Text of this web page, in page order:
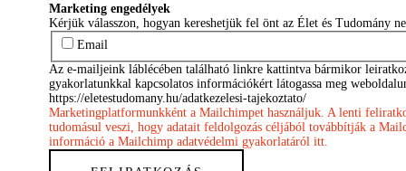
Marketing engedélyek
Kérjük válasszon, hogyan kereshetjük fel önt az Élet és Tudomány
Email
Az e-mailjeink láblécében található linkre kattintva bármikor
gyakorlatunkkal kapcsolatos információkért látogassa meg
https://eletestudomany.hu/adatkezelesi-tajekoztato/
Marketingplatformunkként a Mailchimpet használjuk. A lenti
tudomásul veszi, hogy adatait feldolgozás céljából továbbítják a
információ a Mailchimp adatvédelmi gyakorlatáról itt.